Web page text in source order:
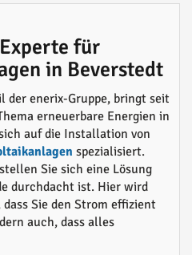
für
in Beverstedt
der enerix-Gruppe, bringt seit
erneuerbare Energien in
auf die Installation von
spezialisiert.
Sie sich eine Lösung
durchdacht ist. Hier wird
Sie den Strom effizient
auch, dass alles